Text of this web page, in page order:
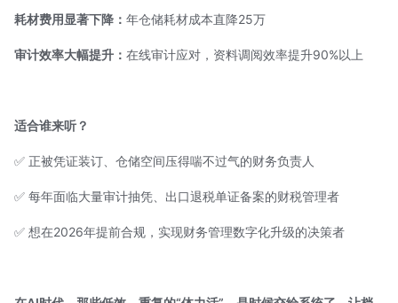
耗材费用显著下降： 年仓储耗材成本直降25万
审计效率大幅提升： 在线审计应对，资料调阅效率提升90%以上
适合谁来听？
✅ 正被凭证装订、仓储空间压得喘不过气的财务负责人
✅ 每年面临大量审计抽凭、出口退税单证备案的财税管理者
✅ 想在2026年提前合规，实现财务管理数字化升级的决策者